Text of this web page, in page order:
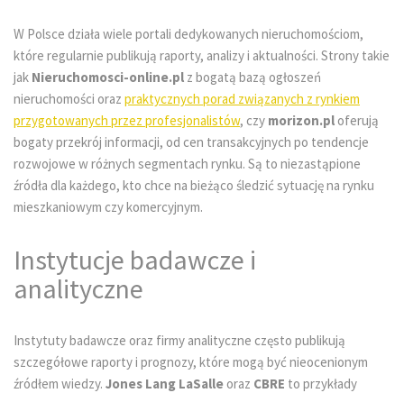
W Polsce działa wiele portali dedykowanych nieruchomościom,
które regularnie publikują raporty, analizy i aktualności. Strony takie
jak Nieruchomosci-online.pl z bogatą bazą ogłoszeń
nieruchomości oraz praktycznych porad związanych z rynkiem
przygotowanych przez profesjonalistów, czy morizon.pl oferują
bogaty przekrój informacji, od cen transakcyjnych po tendencje
rozwojowe w różnych segmentach rynku. Są to niezastąpione
źródła dla każdego, kto chce na bieżąco śledzić sytuację na rynku
mieszkaniowym czy komercyjnym.
Instytucje badawcze i
analityczne
Instytuty badawcze oraz firmy analityczne często publikują
szczegółowe raporty i prognozy, które mogą być nieocenionym
źródłem wiedzy. Jones Lang LaSalle oraz CBRE to przykłady